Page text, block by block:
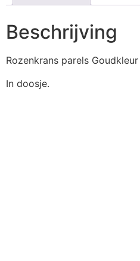
Beschrijving
Rozenkrans parels
In doosje.